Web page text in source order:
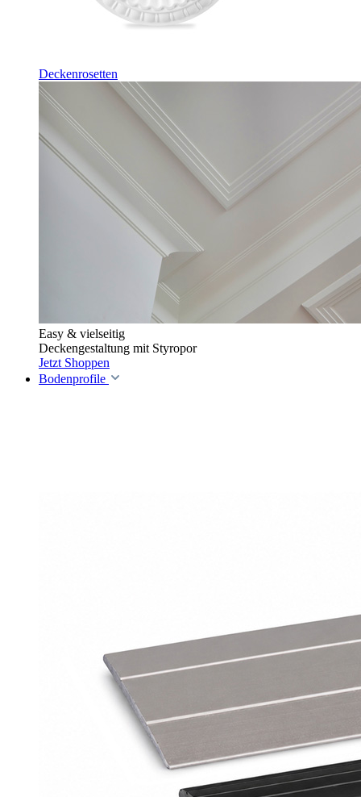
Deckenrosetten
Easy & vielseitig
Deckengestaltung mit Styropor
Jetzt Shoppen
Bodenprofile